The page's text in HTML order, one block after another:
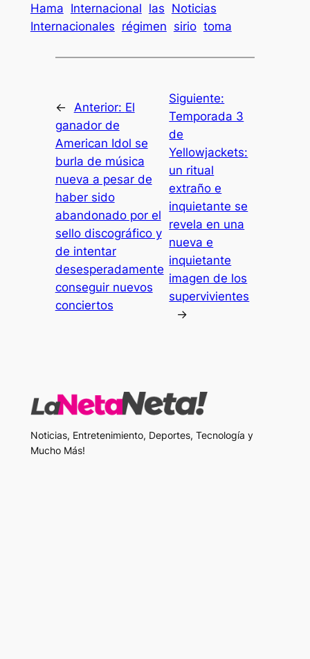
Hama Internacional las Noticias
Internacionales régimen sirio toma
← Anterior: El
ganador de
American Idol se
burla de música
nueva a pesar de
haber sido
abandonado por el
sello discográfico y
de intentar
desesperadamente
conseguir nuevos
conciertos
Siguiente:
Temporada 3
de
Yellowjackets:
un ritual
extraño e
inquietante se
revela en una
nueva e
inquietante
imagen de los
supervivientes
→
Noticias, Entretenimiento, Deportes, Tecnología y
Mucho Más!